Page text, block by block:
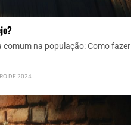
na população: Como fazer
DE 2024